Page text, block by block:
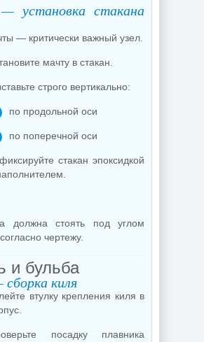
установка стакана
— критически важный узел.
мачту в стакан.
строго вертикально:
по продольной оси
по поперечной оси
стакан эпоксидкой
должна стоять под углом
чертежу.
и бульба
киля
втулку крепления киля в
посадку плавника